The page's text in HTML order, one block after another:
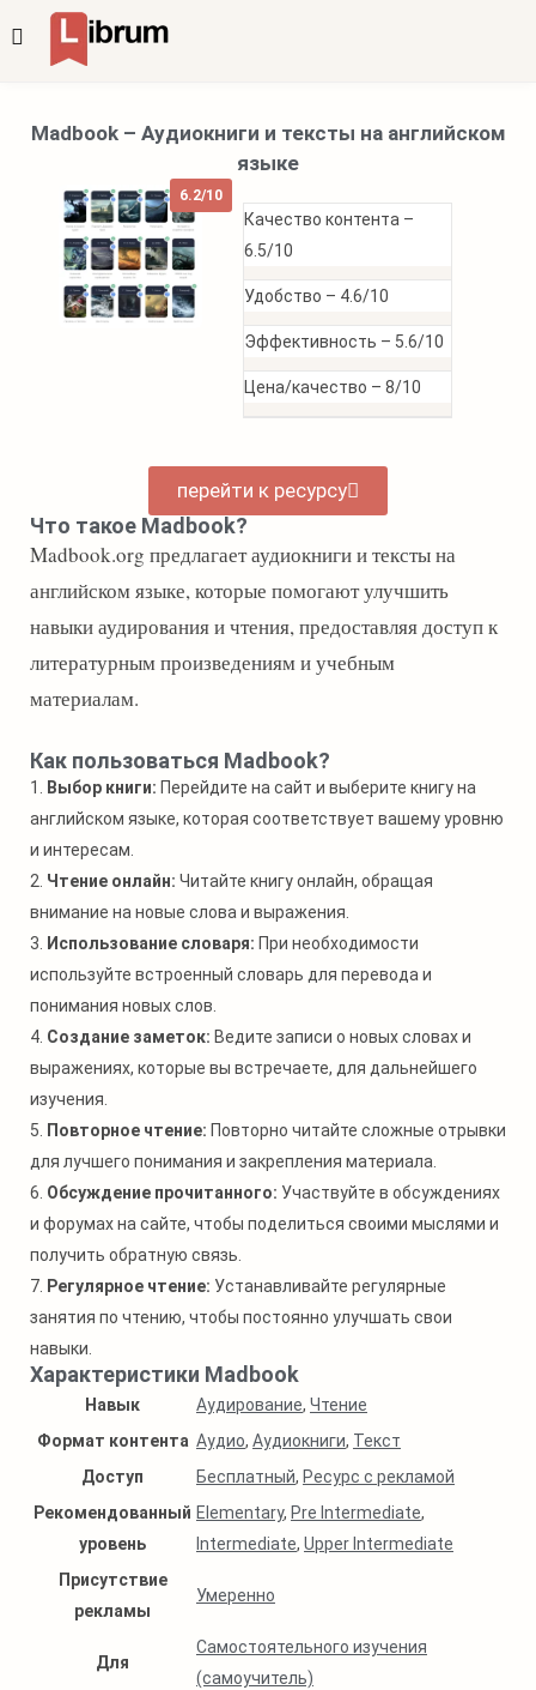
Madbook – Аудиокниги и тексты на английском
языке
6.2/10
Качество контента –
6.5/10
Удобство – 4.6/10
Эффективность – 5.6/10
Цена/качество –8/10
перейти к ресурсу
Что такое Madbook?
Madbook.org предлагает аудиокниги и тексты на
английском языке, которые помогают улучшить
навыки аудирования и чтения, предоставляя доступ к
литературным произведениям и учебным
материалам.
Как пользоваться Madbook?
1. Выбор книги: Перейдите на сайт и выберите книгу на
английском языке, которая соответствует вашему уровню
и интересам.
2. Чтение онлайн: Читайте книгу онлайн, обращая
внимание на новые слова и выражения.
3.
Использование словаря: При необходимости
используйте встроенный словарь для перевода и
понимания новых слов.
4. Создание заметок: Ведите записи о новых словах и
выражениях, которые вы встречаете, для дальнейшего
изучения.
5.
Повторное чтение: Повторно читайте сложные отрывки
для лучшего понимания и закрепления материала.
6. Обсуждение прочитанного: Участвуйте в обсуждениях
и форумах на сайте, чтобы поделиться своими мыслями и
получить обратную связь.
7. Регулярное чтение: Устанавливайте регулярные
занятия по чтению, чтобы постоянно улучшать свои
навыки.
Характеристики Madbook
Навык Аудирование, Чтение
Формат контента Аудио, Аудиокниги, Текст
Доступ
Бесплатный, Ресурс с рекламой
Рекомендованный
уровень
Elementary, Pre Intermediate,
Intermediate, Upper Intermediate
Присутствие
рекламы
Умеренно
Для
Самостоятельного изучения
(самоучитель)